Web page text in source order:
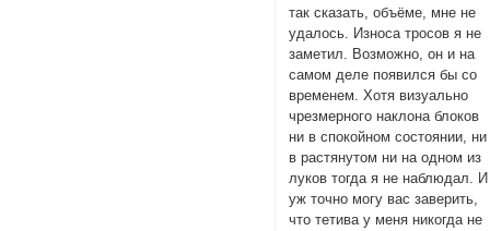
так сказать, объёме, мне не
удалось. Износа тросов я не
заметил. Возможно, он и на
самом деле появился бы со
временем. Хотя визуально
чрезмерного наклона блоков
ни в спокойном состоянии, ни
в растянутом ни на одном из
луков тогда я не наблюдал. И
уж точно могу вас заверить,
что тетива у меня никогда не